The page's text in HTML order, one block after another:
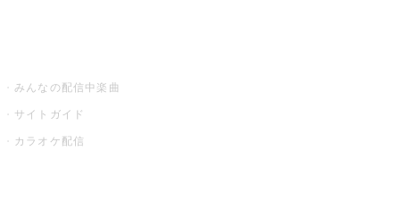
みんなの配信中楽曲
サイトガイド
カラオケ配信